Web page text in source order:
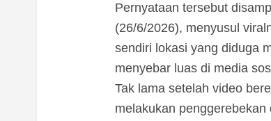
Pernyataan tersebut
(26/6/2026), menyusul
sendiri lokasi yang diduga
menyebar luas di media
Tak lama setelah video
melakukan